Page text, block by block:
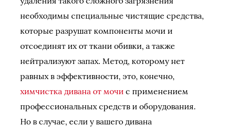
необходимы специальные чистящие средства,
которые разрушат компоненты мочи и
отсоединят их от ткани обивки, а также
нейтрализуют запах. Метод, которому нет
равных в эффективности, это, конечно,
химчистка дивана от мочи с применением
профессиональных средств и оборудования.
Но в случае, если у вашего дивана